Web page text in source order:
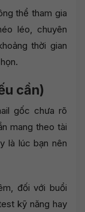
thể tham gia
léo, chuyên
thời gian
cần)
gốc chưa rõ
mang theo tài
là lúc bạn nên
đối với buổi
kỹ năng hay